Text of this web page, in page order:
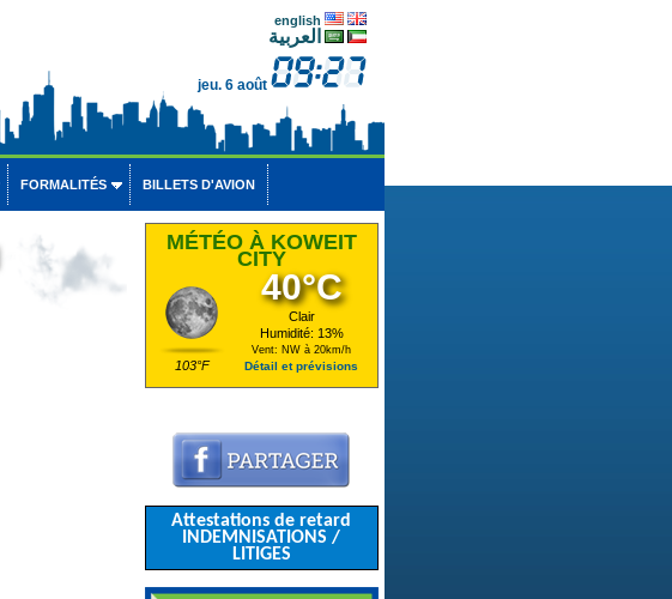
english
العربية
jeu. 6 août
FORMALITÉS BILLETS D'AVION
MÉTÉO À KOWEIT
CITY
103°F
40°C
Clair
Humidité: 13%
Vent: NW à 20km/h
Détail et prévisions
Attestations de retard
INDEMNISATIONS /
LITIGES